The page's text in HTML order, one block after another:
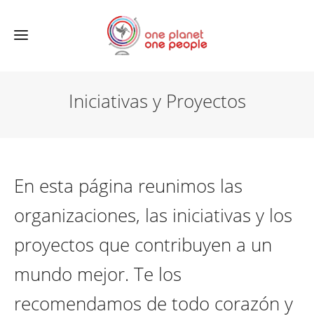
Iniciativas y Proyectos
En esta página reunimos las
organizaciones, las iniciativas y los
proyectos que contribuyen a un
mundo mejor. Te los
recomendamos de todo corazón y